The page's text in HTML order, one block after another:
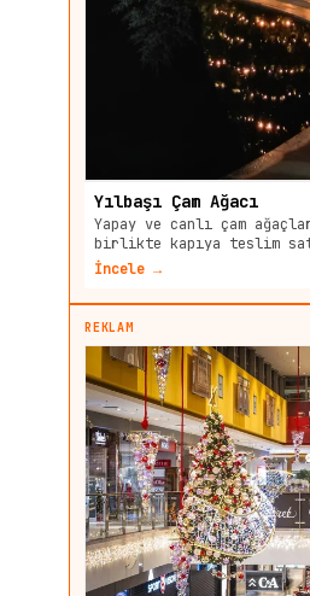
Yılbaşı Çam Ağacı
Yapay ve canlı çam
birlikte kapıya teslim
İncele →
REKLAM